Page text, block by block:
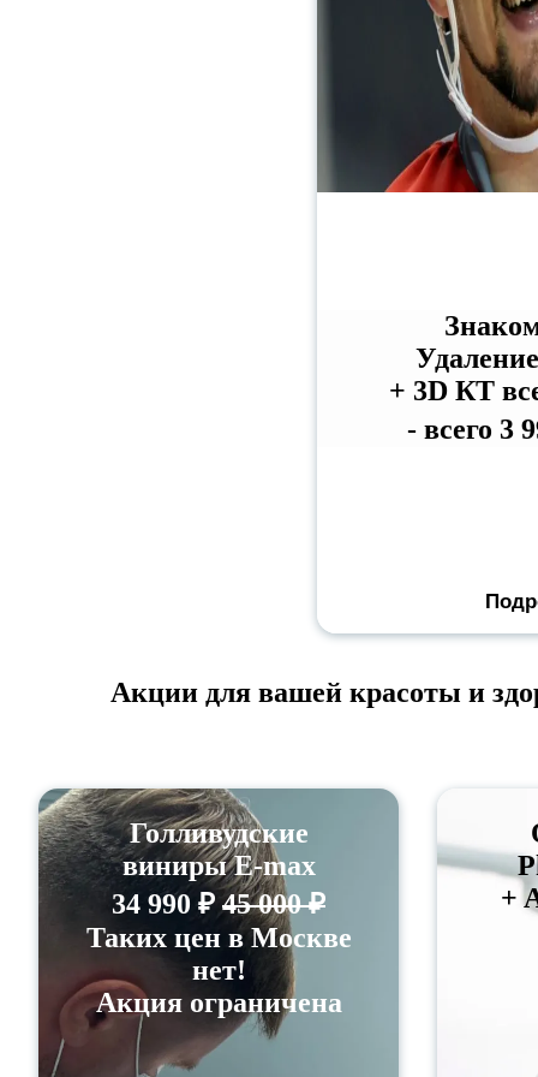
+ 3D КТ
- всего 3
Акции для вашей красоты и
Голливудские
виниры E-max
34 990 ₽ 45 000 ₽
Таких цен в Москве
нет!
Акция ограничена
+